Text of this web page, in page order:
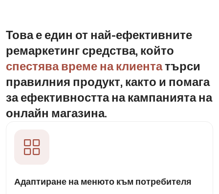
Какво е Biano Pixel?
Това е един от най-ефективните
ремаркетинг средства, който
спестява време на клиентатърси
правилния продукт, както и помага
за ефективността на кампанията на
онлайн магазина.
Адаптиране на менюто към потребителя